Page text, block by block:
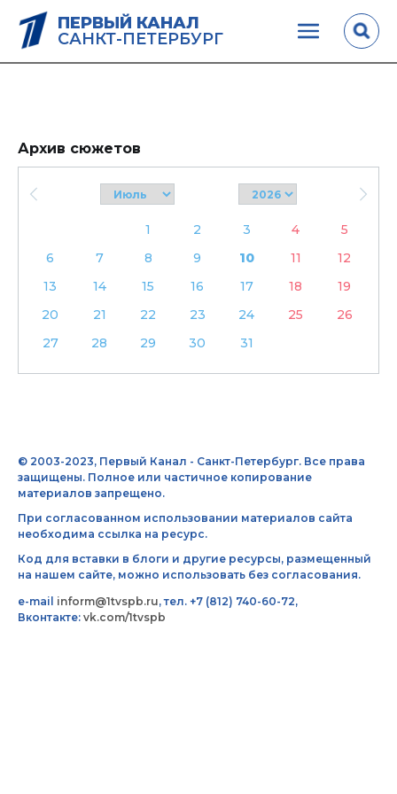
ПЕРВЫЙ КАНАЛ
САНКТ-ПЕТЕРБУРГ
Архив сюжетов
1 2 3 4
5
6
7 8 9 10 11
12
13
14 15 16 17 18
19
20
21 22 23 24 25
26
27
28 29 30 31
© 2003-2023, Первый Канал - Санкт-Петербург. Все права
защищены. Полное или частичное копирование
материалов запрещено.
При согласованном использовании материалов сайта
необходима ссылка на ресурс.
Код для вставки в блоги и другие ресурсы, размещенный
на нашем сайте, можно использовать без согласования.
e-mail inform@1tvspb.ru, тел. +7 (812) 740-60-72,
Вконтакте: vk.com/1tvspb